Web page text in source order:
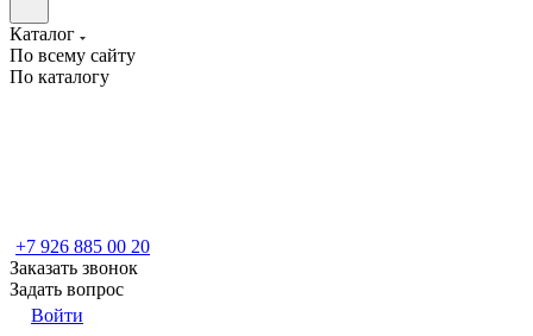
Каталог
По всему сайту
По каталогу
+7 926 885 00 20
Заказать звонок
Задать вопрос
Войти